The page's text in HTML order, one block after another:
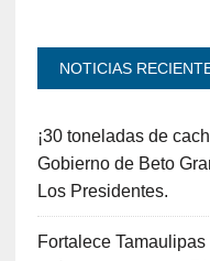
NOTICIAS
¡30 toneladas de
Gobierno de Beto
Los Presidentes.
Fortalece